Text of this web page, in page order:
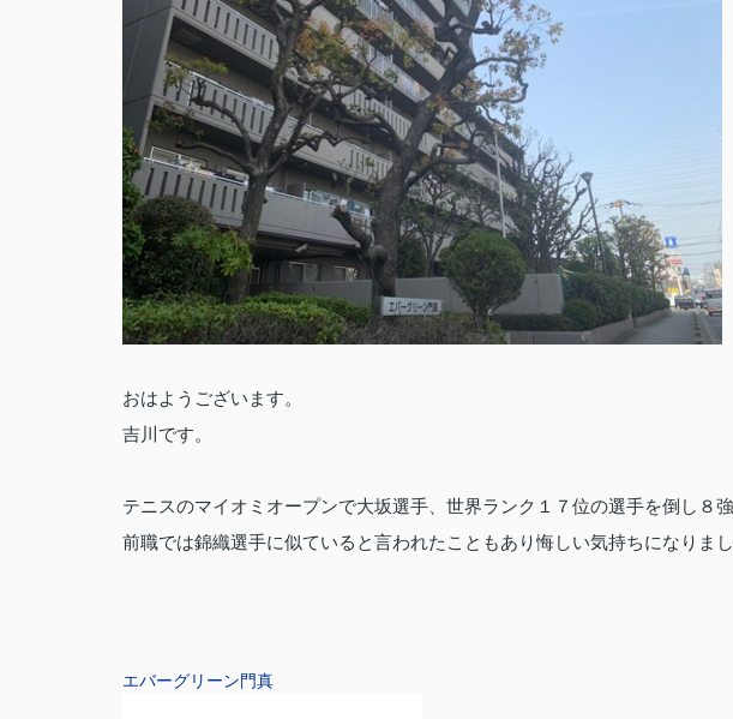
おはようございます。
吉川です。
テニスのマイオミオープンで大坂選手、世界ランク１７位の選手を倒し８
前職では錦織選手に似ていると言われたこともあり悔しい気持ちになりまし
エバーグリーン門真